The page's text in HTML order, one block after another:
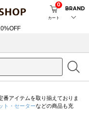
カート
0
BRAND
番アイテムを取り揃えておりま
ト・セーターなどの商品も充